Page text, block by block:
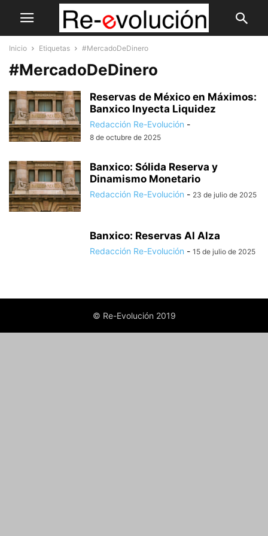
Inicio Etiquetas #MercadoDeDinero
#MercadoDeDinero
Reservas de México en Máximos:
Banxico Inyecta Liquidez
Redacción Re-Evolución -
8 de octubre de 2025
Banxico: Sólida Reserva y
Dinamismo Monetario
Redacción Re-Evolución - 23 de julio de 2025
Banxico: Reservas Al Alza
Redacción Re-Evolución - 15 de julio de 2025
© Re-Evolución 2019